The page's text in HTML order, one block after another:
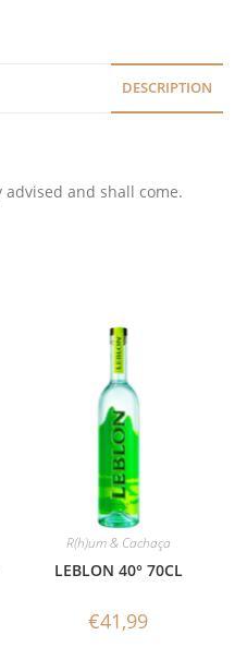
DESCRIPTION
and shall come.
R(h)um & Cachaça
LEBLON 40° 70CL
€41,99